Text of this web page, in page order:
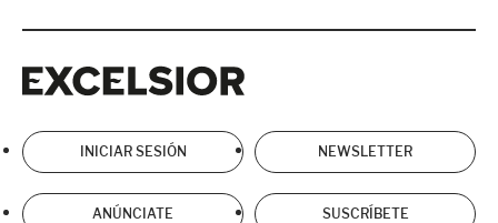
INICIAR SESIÓN NEWSLETTER
ANÚNCIATE SUSCRÍBETE